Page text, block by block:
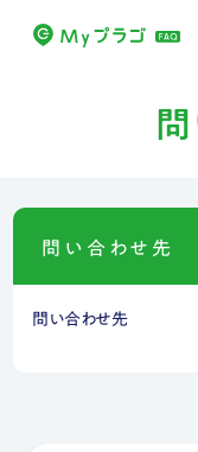
問い合わせ先
問い合わせ先